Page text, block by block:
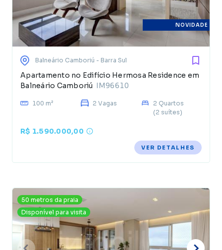
NOVIDADE
Balneário Camboriú - Barra Sul
Apartamento no Edifício Hermosa Residence em
Balneário Camboriú IM96610
100 m² 2 Vagas
2 Quartos
(2 suítes)
R$ 1.590.000,00
VER DETALHES
50 metros da praia
Disponível para visita